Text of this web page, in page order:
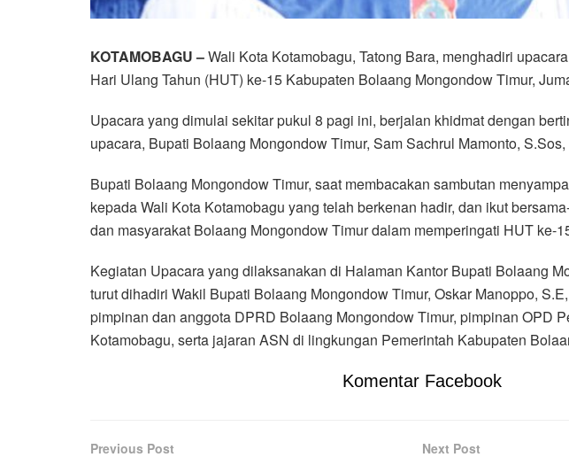
KOTAMOBAGU –Wali Kota Kotamobagu, Tatong Bara, menghadiri
Hari Ulang Tahun (HUT) ke-15 Kabupaten Bolaang Mongondow Timur,
Upacara yang dimulai sekitar pukul 8 pagi ini, berjalan khidmat dengan
upacara, Bupati Bolaang Mongondow Timur, Sam Sachrul Mamonto, S.Sos,
Bupati Bolaang Mongondow Timur, saat membacakan sambutan
kepada Wali Kota Kotamobagu yang telah berkenan hadir, dan ikut
dan masyarakat Bolaang Mongondow Timur dalam memperingati HUT ke-
Kegiatan Upacara yang dilaksanakan di Halaman Kantor Bupati Bolaang
turut dihadiri Wakil Bupati Bolaang Mongondow Timur, Oskar Manoppo,
pimpinan dan anggota DPRD Bolaang Mongondow Timur, pimpinan OPD
Kotamobagu, serta jajaran ASN di lingkungan Pemerintah Kabupaten
Komentar Facebook
Previous Post Next Post